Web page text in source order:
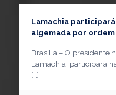
Lamachia
algemada por
Brasília – O presidente
Lamachia, participará
[…]